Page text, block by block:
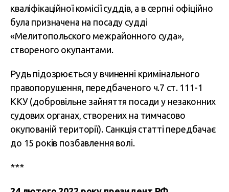
кваліфікаційної комісії суддів, а в серпні офіційно
була призначена на посаду судді
«Мелитопольского межрайонного суда»,
створеного окупантами.
Рудь підозрюється у вчиненні кримінального
правопорушення, передбаченого ч.7 ст. 111-1
ККУ (добровільне зайняття посади у незаконних
судових органах, створених на тимчасово
окупованій території). Санкція статті передбачає
до 15 років позбавлення волі.
***